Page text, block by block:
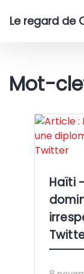
Le regard de
Mot-
Haïti